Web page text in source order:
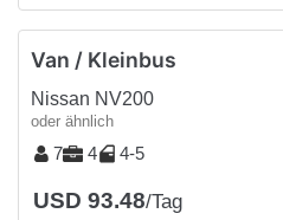
Van / Kleinbus
Nissan NV200
oder ähnlich
7 4 4-5
USD 93.48/Tag